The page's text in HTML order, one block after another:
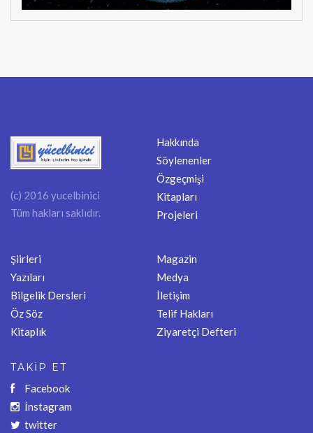
(c) 2016 yucelbinici
Tüm hakları saklıdır.
Hakkında
Söylenenler
Özgeçmişi
Kitapları
Projeleri
Şiirleri
Yazıları
Bilgelik Dersleri
Öz Söz
Kitaplık
Magazin
Medya
İletişim
Telif Hakları
Ziyaretçi Defteri
TAKİP ET
Facebook
İnstagram
twitter